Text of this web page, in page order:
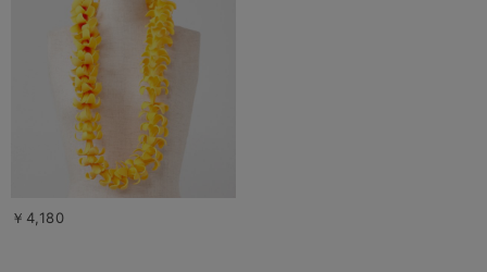
￥4,180